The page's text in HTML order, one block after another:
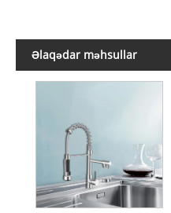
Əlaqədar məhsullar